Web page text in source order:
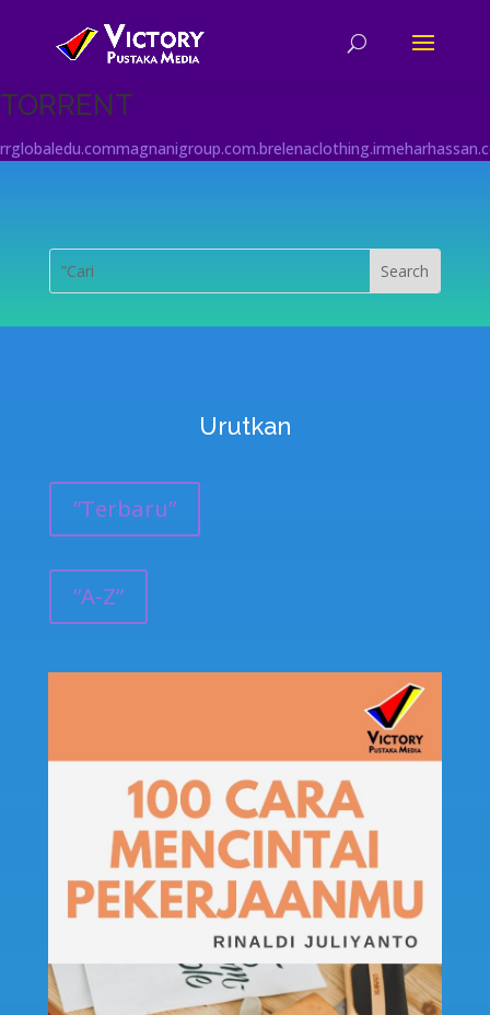
TORRENT
rrglobaledu.commagnanigroup.com.brelenaclothing.ir
Urutkan
”Terbaru”
”A-Z”